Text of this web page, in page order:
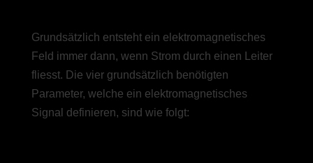
Grundsätzlich entsteht ein elektromagnetisches
Feld immer dann, wenn Strom durch einen Leiter
fliesst. Die vier grundsätzlich benötigten
Parameter, welche ein elektromagnetisches
Signal definieren, sind wie folgt: